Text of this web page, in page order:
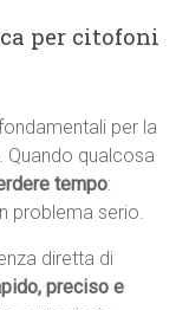
per citofoni
per la
Quando qualcosa
tempo:
problema serio.
diretta di
preciso e